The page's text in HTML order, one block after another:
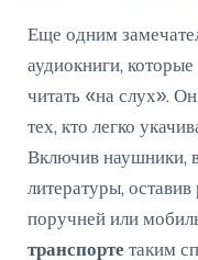
Еще одним
аудиокниги,
читать «на слух».
тех, кто легко
Включив наушники,
литературы,
поручней или
транспорте таким